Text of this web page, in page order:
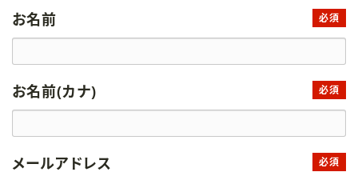
お名前 必須
お名前(カナ) 必須
メールアドレス 必須